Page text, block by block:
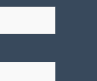
17 h 13 min